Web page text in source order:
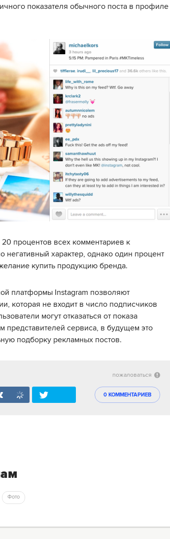
показателя обычного поста в профиле
процентов всех комментариев к
негативный характер, однако один процент
купить продукцию бренда.
платформы Instagram позволяют
которая не входит в число подписчиков
могут отказаться от показа
сервиса, в будущем это
подборку рекламных постов.
0 КОММЕНТАРИЕВ
пожаловаться
Фото